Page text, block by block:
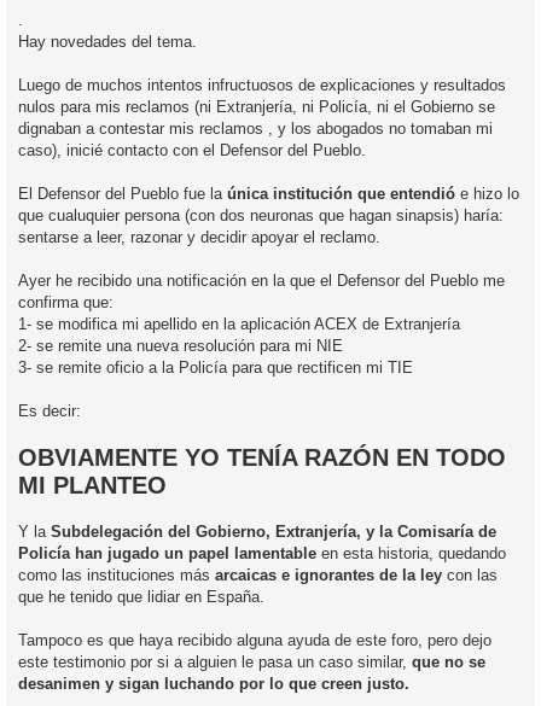
a
j
Hay novedades del tema.
Luego de muchos intentos infructuosos de explicaciones y resultados
nulos para mis reclamos (ni Extranjería, ni Policía, ni el Gobierno se
dignaban a contestar mis reclamos , y los abogados no tomaban mi
caso), inicié contacto con el Defensor del Pueblo.
El Defensor del Pueblo fue la única institución que entendió e hizo lo
que cualuquier persona (con dos neuronas que hagan sinapsis) haría:
sentarse a leer, razonar y decidir apoyar el reclamo.
Ayer he recibido una notificación en la que el Defensor del Pueblo me
confirma que:
1- se modifica mi apellido en la aplicación ACEX de Extranjería
2- se remite una nueva resolución para mi NIE
3- se remite oficio a la Policía para que rectificen mi TIE
Es decir:
OBVIAMENTE YO TENÍA RAZÓN EN TODO
MI PLANTEO
Y la Subdelegación del Gobierno, Extranjería, y la Comisaría de
Policía han jugado un papel lamentable en esta historia, quedando
como las instituciones más arcaicas e ignorantes de la ley con las
que he tenido que lidiar en España.
Tampoco es que haya recibido alguna ayuda de este foro, pero dejo
este testimonio por si a alguien le pasa un caso similar, que no se
desanimen y sigan luchando por lo que creen justo.